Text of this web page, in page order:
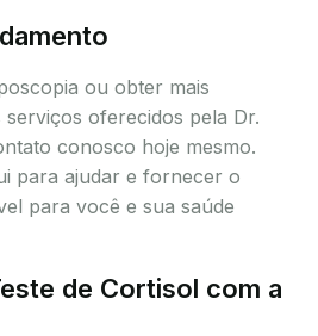
ou obter mais
oferecidos pela Dr.
conosco hoje mesmo.
para ajudar e fornecer o
para você e sua saúde
de Cortisol com a